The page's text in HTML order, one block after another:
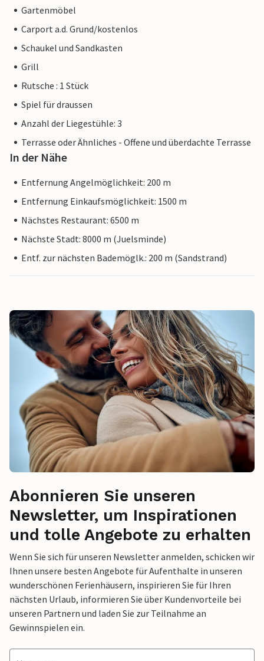
Gartenmöbel
Carport a.d. Grund/kostenlos
Schaukel und Sandkasten
Grill
Rutsche : 1 Stück
Spiel für draussen
Anzahl der Liegestühle: 3
Terrasse oder Ähnliches - Offene und überdachte Terrasse
In der Nähe
Entfernung Angelmöglichkeit: 200 m
Entfernung Einkaufsmöglichkeit: 1500 m
Nächstes Restaurant: 6500 m
Nächste Stadt: 8000 m (Juelsminde)
Entf. zur nächsten Bademöglk.: 200 m (Sandstrand)
Abonnieren Sie unseren
Newsletter, um Inspirationen
und tolle Angebote zu erhalten
Wenn Sie sich für unseren Newsletter anmelden, schicken wir
Ihnen unsere besten Angebote für Aufenthalte in unseren
wunderschönen Ferienhäusern, inspirieren Sie für Ihren
nächsten Urlaub, informieren Sie über Kundenvorteile bei
unseren Partnern und laden Sie zur Teilnahme an
Gewinnspielen ein.